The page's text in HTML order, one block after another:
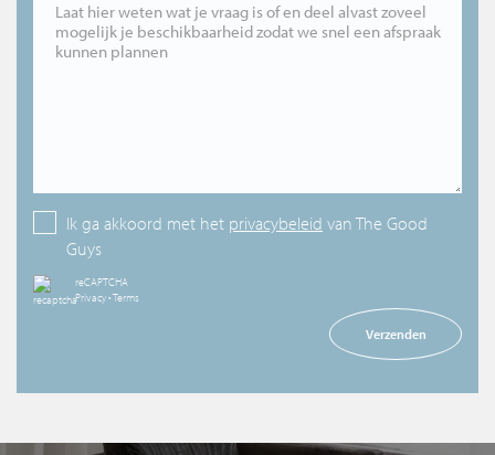
Laat hier weten wat je vraag is of en deel alvast zoveel
mogelijk je beschikbaarheid zodat we snel een afspraak
kunnen plannen
Ik ga akkoord met het privacybeleid van The Good
Guys
reCAPTCHA
Privacy•Terms
Verzenden